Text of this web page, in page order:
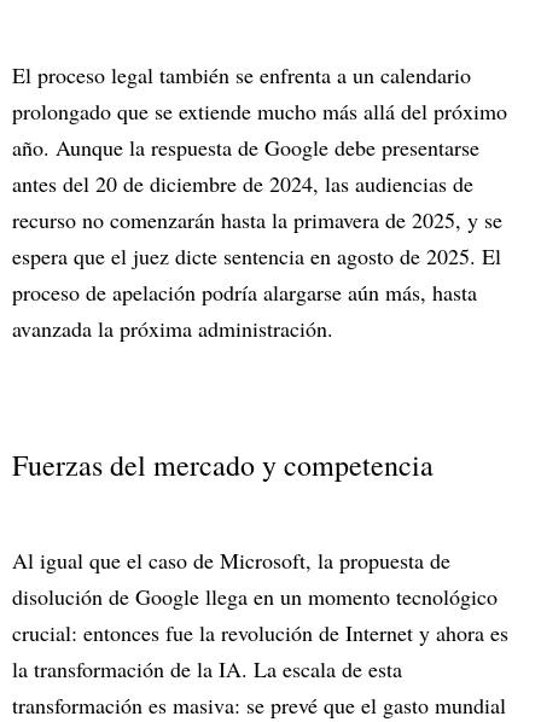
El proceso legal también se enfrenta a un calendario
prolongado que se extiende mucho más allá del próximo
año. Aunque la respuesta de Google debe presentarse
antes del 20 de diciembre de 2024, las audiencias de
recurso no comenzarán hasta la primavera de 2025, y se
espera que el juez dicte sentencia en agosto de 2025. El
proceso de apelación podría alargarse aún más, hasta
avanzada la próxima administración.
Fuerzas del mercado y competencia
Al igual que el caso de Microsoft, la propuesta de
disolución de Google llega en un momento tecnológico
crucial: entonces fue la revolución de Internet y ahora es
la transformación de la IA. La escala de esta
transformación es masiva: se prevé que el gasto mundial